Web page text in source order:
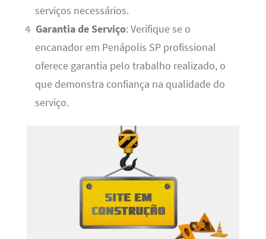
serviços necessários.
Garantia de Serviço: Verifique se o
encanador em Penápolis SP profissional
oferece garantia pelo trabalho realizado, o
que demonstra confiança na qualidade do
serviço.